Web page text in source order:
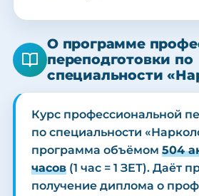
О программе
переподготовки по
специальности
Курс профессиональной
по специальности
программа объёмом 504
часов (1 час = 1 ЗЕТ). Даёт
получение диплома о